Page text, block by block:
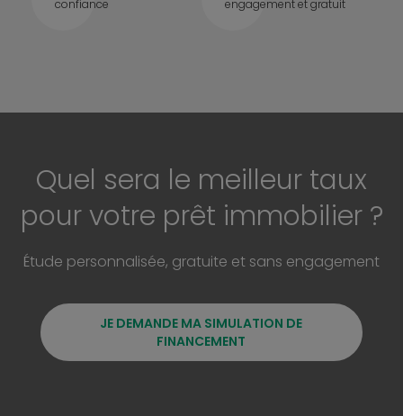
confiance
engagement et gratuit
Quel sera le meilleur taux
pour votre prêt immobilier ?
Étude personnalisée, gratuite et sans engagement
JE DEMANDE MA SIMULATION DE
FINANCEMENT